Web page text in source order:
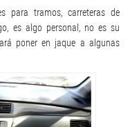
para tramos, carreteras de
es algo personal, no es su
poner en jaque a algunas